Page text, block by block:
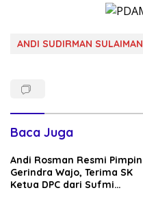
ANDI SUDIRMAN SULAIMAN
Baca Juga
Andi Rosman Resmi Pimpin
Gerindra Wajo, Terima SK
Ketua DPC dari Sufmi